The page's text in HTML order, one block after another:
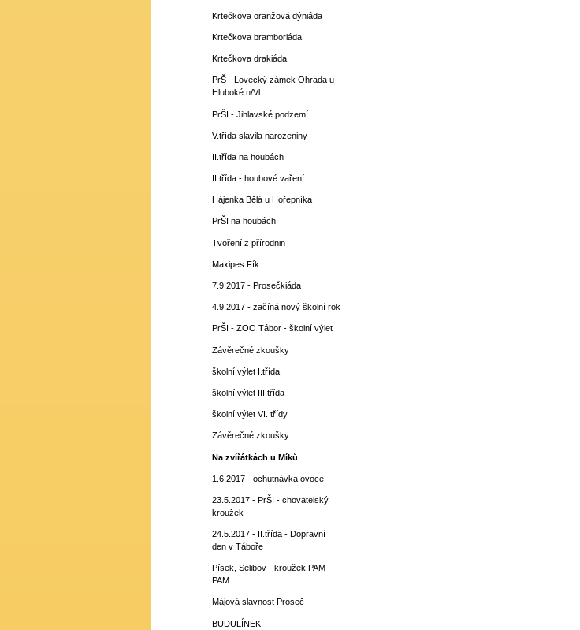
Krtečkova oranžová dýniáda
Krtečkova bramboriáda
Krtečkova drakiáda
PrŠ - Lovecký zámek Ohrada u
Hluboké n/Vl.
PrŠI - Jihlavské podzemí
V.třída slavila narozeniny
II.třída na houbách
II.třída - houbové vaření
Hájenka Bělá u Hořepníka
PrŠI na houbách
Tvoření z přírodnin
Maxipes Fík
7.9.2017 - Prosečkiáda
4.9.2017 - začíná nový školní rok
PrŠI - ZOO Tábor - školní výlet
Závěrečné zkoušky
školní výlet I.třída
školní výlet III.třída
školní výlet VI. třídy
Závěrečné zkoušky
Na zvířátkách u Míků
1.6.2017 - ochutnávka ovoce
23.5.2017 - PrŠI - chovatelský
kroužek
24.5.2017 - II.třída - Dopravní
den v Táboře
Písek, Selibov - kroužek PAM
PAM
Májová slavnost Proseč
BUDULÍNEK